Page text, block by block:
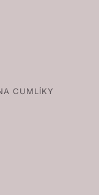
CUMLÍKY